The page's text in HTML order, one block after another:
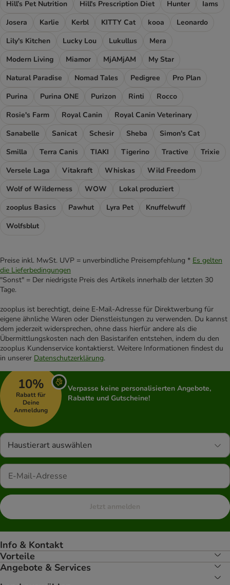
Hill’s Pet Nutrition
Hill's Prescription Diet Hunter
Iams
Josera
Karlie Kerbl KITTY Cat kooa
Leonardo
Lily's Kitchen
Lucky Lou Lukullus
Mera
Modern Living
Miamor MjAMjAM
My Star
Natural Paradise
Nomad Tales Pedigree
Pro Plan
Purina
Purina ONE Purizon Rinti
Rocco
Rosie's Farm
Royal Canin
Royal Canin Veterinary
Sanabelle
Sanicat Schesir Sheba
Simon's Cat
Smilla
Terra Canis TIAKI Tigerino Tractive
Trixie
Versele Laga
Vitakraft Whiskas
Wild Freedom
Wolf of Wilderness
WOW
Lokal produziert
zooplus Basics
Pawhut Lyra Pet
Knuffelwuff
Wolfsblut
Preise inkl. MwSt. UVP = unverbindliche Preisempfehlung * Es gelten
die Lieferbedingungen
"Sonst" = Der niedrigste Preis des Artikels innerhalb der letzten 30
Tage.
zooplus ist berechtigt, deine E-Mail-Adresse für Direktwerbung für
eigene ähnliche Waren oder Dienstleistungen zu verwenden. Du kannst
dem jederzeit widersprechen, ohne dass hierfür andere als die
Übermittlungskosten nach den Basistarifen entstehen, indem du den
zooplus Kundenservice kontaktierst. Weitere Informationen findest du
in unserer Datenschutzerklärung.
10%
Rabatt für
Deine
Anmeldung
Verpasse keine personalisierten Angebote,
Rabatte und Gutscheine!
Haustierart auswählen
Jetzt anmelden
Info & Kontakt
Vorteile
Angebote & Services